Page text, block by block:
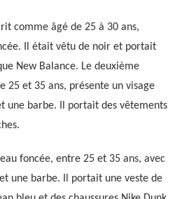
comme âgé de 25 à 30 ans,
Il était vêtu de noir et portait
New Balance. Le deuxième
25 et 35 ans, présente un visage
une barbe. Il portait des vêtements
foncée, entre 25 et 35 ans, avec
une barbe. Il portait une veste de